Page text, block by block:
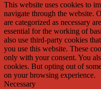
This website uses cookies to
navigate through the website.
are categorized as necessary
essential for the working of
also use third-party cookies
you use this website. These
only with your consent. You
cookies. But opting out of
on your browsing experience.
Necessary